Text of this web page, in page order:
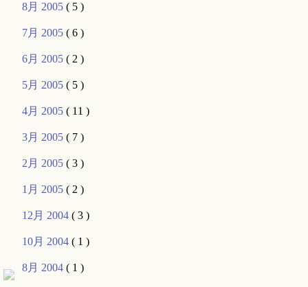
8月 2005( 5 )
7月 2005( 6 )
6月 2005( 2 )
5月 2005( 5 )
4月 2005( 11 )
3月 2005( 7 )
2月 2005( 3 )
1月 2005( 2 )
12月 2004( 3 )
10月 2004( 1 )
8月 2004( 1 )